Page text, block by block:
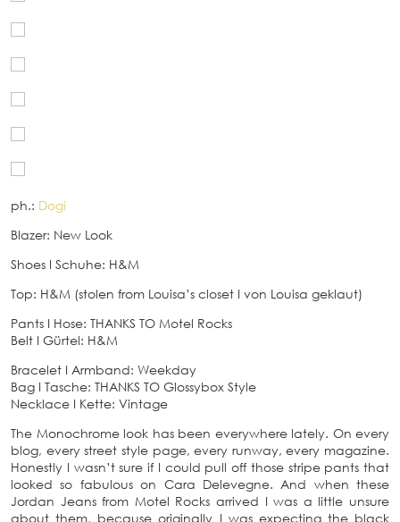
ph.: Dogi
Blazer: New Look
Shoes I Schuhe: H&M
Top: H&M (stolen from Louisa’s closet I von Louisa geklaut)
Pants I Hose: THANKS TO Motel Rocks
Belt I Gürtel: H&M
Bracelet I Armband: Weekday
Bag I Tasche: THANKS TO Glossybox Style
Necklace I Kette: Vintage
The Monochrome look has been everywhere lately. On every
blog, every street style page, every runway, every magazine.
Honestly I wasn’t sure if I could pull off those stripe pants that
looked so fabulous on Cara Delevegne. And when these
Jordan Jeans from Motel Rocks arrived I was a little unsure
about them, because originally I was expecting the black